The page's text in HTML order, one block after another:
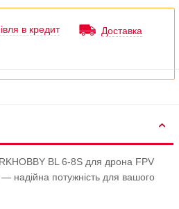
в кредит Доставка
BL 6-8S для дрона FPV
надійна потужність для вашого